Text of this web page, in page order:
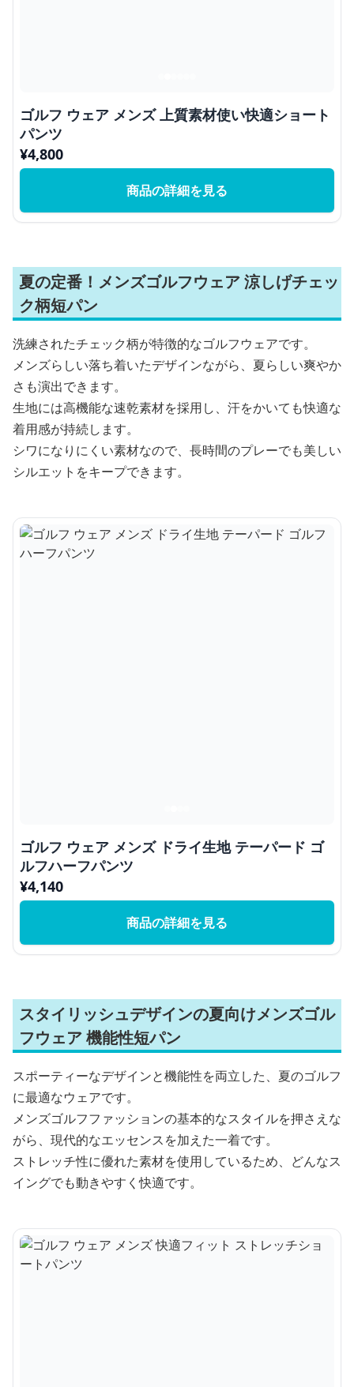
ゴルフ ウェア メンズ 上質素材使い快適ショート
パンツ
¥4,800
商品の詳細を見る
夏の定番！メンズゴルフウェア 涼しげチェッ
ク柄短パン
洗練されたチェック柄が特徴的なゴルフウェアです。
メンズらしい落ち着いたデザインながら、夏らしい爽やか
さも演出できます。
生地には高機能な速乾素材を採用し、汗をかいても快適な
着用感が持続します。
シワになりにくい素材なので、長時間のプレーでも美しい
シルエットをキープできます。
ゴルフ ウェア メンズ ドライ生地 テーパード ゴ
ルフハーフパンツ
¥4,140
商品の詳細を見る
スタイリッシュデザインの夏向けメンズゴル
フウェア 機能性短パン
スポーティーなデザインと機能性を両立した、夏のゴルフ
に最適なウェアです。
メンズゴルフファッションの基本的なスタイルを押さえな
がら、現代的なエッセンスを加えた一着です。
ストレッチ性に優れた素材を使用しているため、どんなス
イングでも動きやすく快適です。